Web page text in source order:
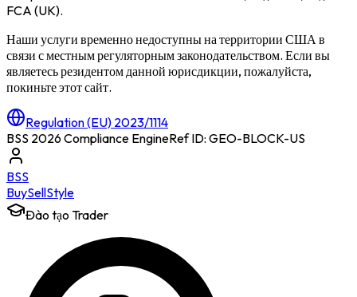
FCA (UK).
Наши услуги временно недоступны на территории США в
связи с местным регуляторным законодательством. Если вы
являетесь резидентом данной юрисдикции, пожалуйста,
покиньте этот сайт.
Regulation (EU) 2023/1114
BSS 2026 Compliance EngineRef ID: GEO-BLOCK-US
BSS
BuySellStyle
Đào tạo Trader